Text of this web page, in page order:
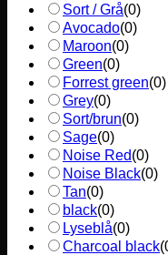
Sort / Grå(0)
Avocado(0)
Maroon(0)
Green(0)
Forrest green(0)
Grey(0)
Sort/brun(0)
Sage(0)
Noise Red(0)
Noise Black(0)
Tan(0)
black(0)
Lyseblå(0)
Charcoal black(